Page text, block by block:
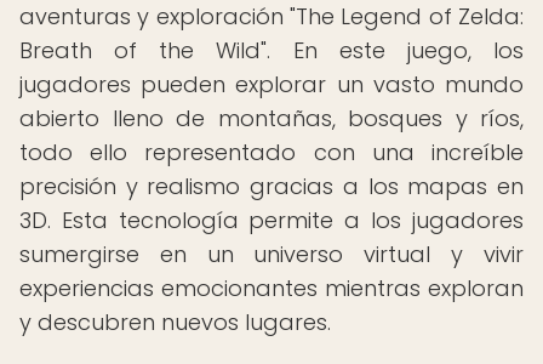
aventuras y exploración "The Legend of Zelda:
Breath of the Wild". En este juego, los
jugadores pueden explorar un vasto mundo
abierto lleno de montañas, bosques y ríos,
todo ello representado con una increíble
precisión y realismo gracias a los mapas en
3D. Esta tecnología permite a los jugadores
sumergirse en un universo virtual y vivir
experiencias emocionantes mientras exploran
y descubren nuevos lugares.